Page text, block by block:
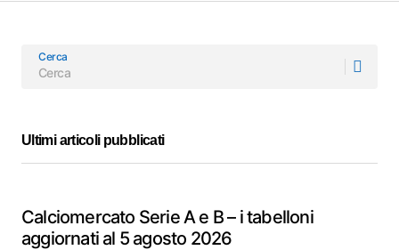
Cerca
Ultimi articoli pubblicati
Calciomercato Serie A e B – i tabelloni
aggiornati al 5 agosto 2026